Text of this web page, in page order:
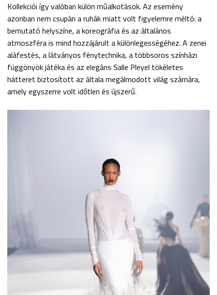
Kollekciói így valóban külön műalkotások. Az esemény
azonban nem csupán a ruhák miatt volt figyelemre méltó: a
bemutató helyszíne, a koreográfia és az általános
atmoszféra is mind hozzájárult a különlegességéhez. A zenei
aláfestés, a látványos fénytechnika, a többsoros színházi
függönyök játéka és az elegáns Salle Pleyel tökéletes
hátteret biztosított az általa megálmodott világ számára,
amely egyszerre volt időtlen és újszerű.